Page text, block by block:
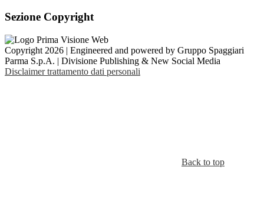
Sezione Copyright
Copyright 2026 | Engineered and powered by Gruppo Spaggiari
Parma S.p.A. | Divisione Publishing & New Social Media
Disclaimer trattamento dati personali
Back to top